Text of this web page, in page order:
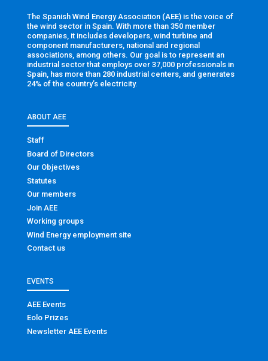
The Spanish Wind Energy Association (AEE) is the voice of
the wind sector in Spain. With more than 350 member
companies, it includes developers, wind turbine and
component manufacturers, national and regional
associations, among others. Our goal is to represent an
industrial sector that employs over 37,000 professionals in
Spain, has more than 280 industrial centers, and generates
24% of the country’s electricity.
ABOUT AEE
Staff
Board of Directors
Our Objectives
Statutes
Our members
Join AEE
Working groups
Wind Energy employment site
Contact us
EVENTS
AEE Events
Eolo Prizes
Newsletter AEE Events